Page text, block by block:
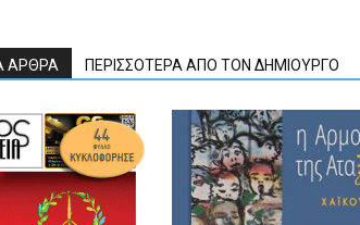
ΑΡΘΡΑ ΠΕΡΙΣΣΟΤΕΡΑ ΑΠΟ ΤΟΝ ΔΗΜΙΟΥΡΓΟ